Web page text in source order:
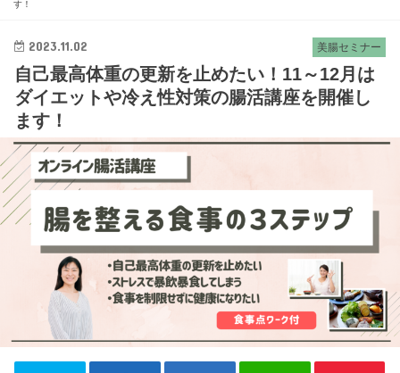
す！
美腸セミナー
2023.11.02
自己最高体重の更新を止めたい！11～12月は
ダイエットや冷え性対策の腸活講座を開催し
ます！